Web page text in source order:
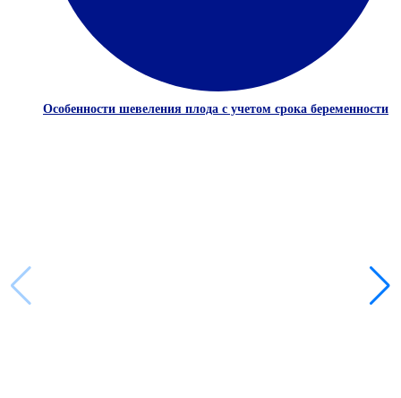
Особенности шевеления плода с учетом срока беременности